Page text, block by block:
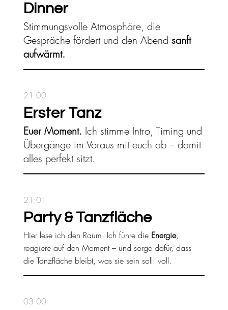
Dinner
Stimmungsvolle Atmosphäre, die
Gespräche fördert und den Abendsanft
aufwärmt.
21:00
Erster Tanz
Euer Moment. Ich stimme Intro, Timing und
Übergänge im Voraus mit euch ab – damit
alles perfekt sitzt.
21:01
Party & Tanzfläche
Hier lese ich den Raum. Ich führe die Energie,
reagiere auf den Moment – und sorge dafür, dass
die Tanzfläche bleibt, was sie sein soll: voll.
03:00